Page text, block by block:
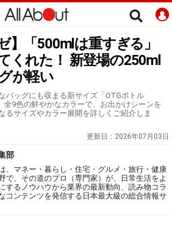
】「500mlは重すぎる」
くれた！ 新登場の250ml
が軽い
バッグにも収まる新サイズ「OTGボトル
全9色の鮮やかなカラーで、お出かけシーンを
るサイズやカラー展開を詳しくご紹介しま
更新日： 2026年07月03日
部
、マネー・暮らし・住宅・グルメ・旅行・健康
で、その道のプロ（専門家）が、日常生活をよ
するノウハウから業界の最新動向、読み物コラ
コンテンツを発信する日本最大級の総合情報サ